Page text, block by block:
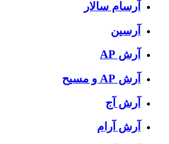
آرسام سالار
آرسین
آرش AP
آرش AP و مسیح
آرش آج
آرش آرام